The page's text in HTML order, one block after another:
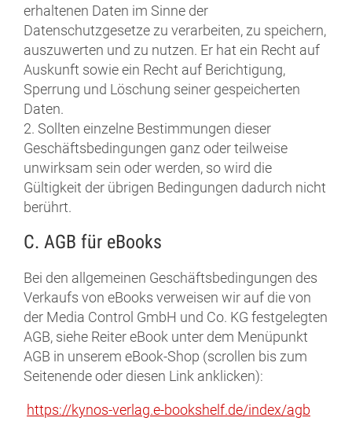
erhaltenen Daten im Sinne der
Datenschutzgesetze zu verarbeiten, zu speichern,
auszuwerten und zu nutzen. Er hat ein Recht auf
Auskunft sowie ein Recht auf Berichtigung,
Sperrung und Löschung seiner gespeicherten
Daten.
2. Sollten einzelne Bestimmungen dieser
Geschäftsbedingungen ganz oder teilweise
unwirksam sein oder werden, so wird die
Gültigkeit der übrigen Bedingungen dadurch nicht
berührt.
C. AGB für eBooks
Bei den allgemeinen Geschäftsbedingungen des
Verkaufs von eBooks verweisen wir auf die von
der Media Control GmbH und Co. KG festgelegten
AGB, siehe Reiter eBook unter dem Menüpunkt
AGB in unserem eBook-Shop (scrollen bis zum
Seitenende oder diesen Link anklicken):
https://kynos-verlag.e-bookshelf.de/index/agb